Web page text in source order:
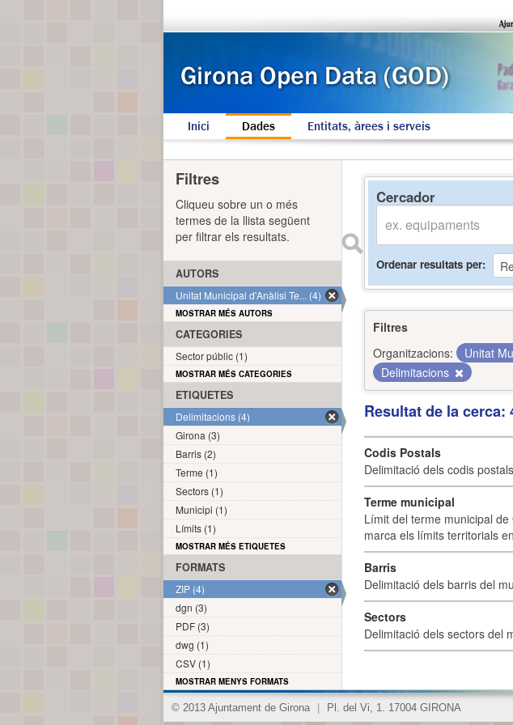
Inici Dades Entitats, àrees i serveis
Cercador
Ordenar resultats per
Filtres
Organitzacions:
Unitat
Delimitacions
Resultat de la
Codis Postals
Delimitació dels codis
Terme municipal
Límit del terme municipal
marca els límits territorials
Barris
Delimitació dels barris del
Sectors
Delimitació dels sectors del
Filtres
Cliqueu sobre un o més
termes de la llista següent
per filtrar els resultats.
AUTORS
Unitat Municipal d'Anàlisi Te... (4)
MOSTRAR MÉS AUTORS
CATEGORIES
Sector públic (1)
MOSTRAR MÉS CATEGORIES
ETIQUETES
Delimitacions (4)
Girona (3)
Barris (2)
Terme (1)
Sectors (1)
Municipi (1)
Límits (1)
MOSTRAR MÉS ETIQUETES
FORMATS
ZIP (4)
dgn (3)
PDF (3)
dwg (1)
CSV (1)
MOSTRAR MENYS FORMATS
© 2013 Ajuntament de Girona Pl. del Vi, 1. 17004 GIRONA